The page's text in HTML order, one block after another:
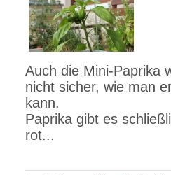
Auch die Mini-Paprika
nicht sicher, wie man
kann.
Paprika gibt es
rot...